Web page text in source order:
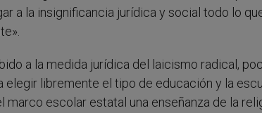
a la insignificancia jurídica y social todo lo
a la medida jurídica del laicismo radical,
elegir libremente el tipo de educación y la
marco escolar estatal una enseñanza de la